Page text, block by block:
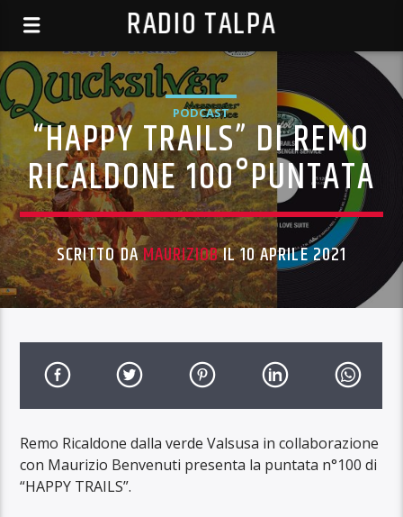
RADIO TALPA
PODCAST
“HAPPY TRAILS” DI REMO
RICALDONE 100°PUNTATA
SCRITTO DAMAURIZIOBIL 10 APRILE 2021
Remo Ricaldone dalla verde Valsusa in collaborazione
con Maurizio Benvenuti presenta la puntata n°100 di
“HAPPY TRAILS”.